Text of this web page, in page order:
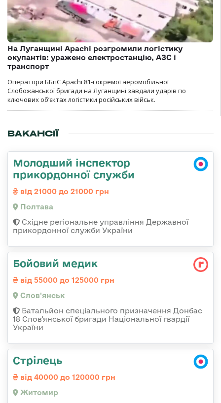
На Луганщині Apachi розгромили логістику
окупантів: уражено електростанцію, АЗС і
транспорт
Оператори ББпС Apachi 81-ї окремої аеромобільної
Слобожанської бригади на Луганщині завдали ударів по
ключових об’єктах логістики російських військ.
ВАКАНСІЇ
Молодший інспектор
прикордонної служби
від 21000 до 21000 грн
Полтава
Східне регіональне управління Державної
прикордонної служби України
Бойовий медик
від 55000 до 125000 грн
Слов'янськ
Батальйон спеціального призначення Донбас
18 Слов'янської бригади Національної гвардії
України
Стрілець
від 40000 до 120000 грн
Житомир